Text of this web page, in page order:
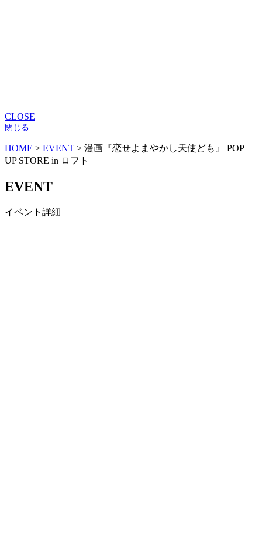
CLOSE
閉じる
HOME > EVENT > 漫画『恋せよまやかし天使ども』 POP
UP STORE in ロフト
EVENT
イベント詳細